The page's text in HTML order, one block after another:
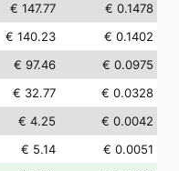
€ 147.77
€ 0.1478
€ 140.23
€ 0.1402
€ 97.46
€ 0.0975
€ 32.77
€ 0.0328
€ 4.25
€ 0.0042
€ 5.14
€ 0.0051